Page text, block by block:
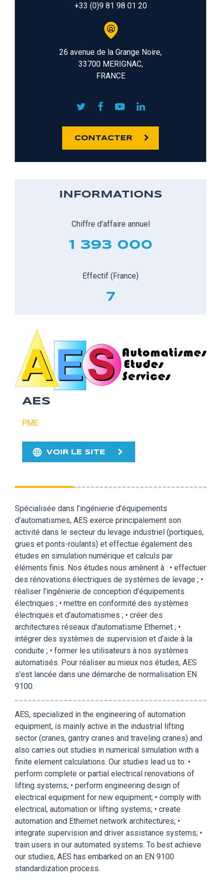
+33 (0)9 81 98 01 20
26 avenue de la Grange Noire,
33700 MERIGNAC,
FRANCE
CONTACTER
INFORMATIONS
Chiffre d'affaire annuel
1 393 000
Effectif (France)
7
AES
PME
VOIR LE SITE
Spécialisée dans l’ingénierie d’équipements
d’automatismes, AES exerce principalement son
activité dans le secteur du levage industriel (portiques,
grues et ponts-roulants) et effectue également des
études en simulation numérique et calculs par
éléments finis. Nos études nous amènent à : • effectuer
des rénovations électriques de systèmes de levage ; •
réaliser l'ingénierie de conception d’équipements
électriques ; • mettre en conformité des systèmes
électriques et d'automatismes ; • créer des
architectures réseaux d'automatisme Ethernet ; •
intégrer des systèmes de supervision et d’aide à la
conduite ; • former les utilisateurs à nos systèmes
automatisés. Pour réaliser au mieux nos études, AES
s'est lancée dans une démarche de normalisation EN
9100.
AES, specialized in the engineering of automation
equipment, is mainly active in the industrial lifting
sector (cranes, gantry cranes and traveling cranes) and
also carries out studies in numerical simulation with a
finite element calculations. Our studies lead us to: •
perform complete or partial electrical renovations of
lifting systems; • perform engineering design of
electrical equipment for new equipment; • comply with
electrical, automation or lifting systems; • create
automation and Ethernet network architectures; •
integrate supervision and driver assistance systems; •
train users in our automated systems. To best achieve
our studies, AES has embarked on an EN 9100
standardization process.